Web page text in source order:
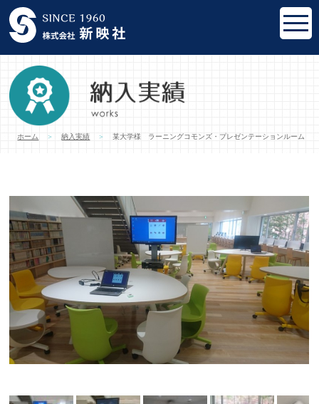
ホーム 納入実績 某大学様 ラーニングコモンズ・プレゼンテーションルーム